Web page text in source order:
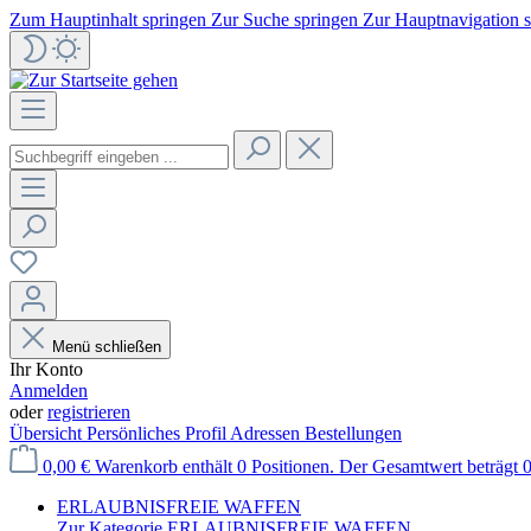
Zum Hauptinhalt springen Zur Suche springen Zur Hauptnavigation
Menü schließen
Ihr Konto
Anmelden
oderregistrieren
Übersicht Persönliches Profil Adressen Bestellungen
0,00 € Warenkorb enthält 0 Positionen. Der Gesamtwert beträgt
ERLAUBNISFREIE WAFFEN